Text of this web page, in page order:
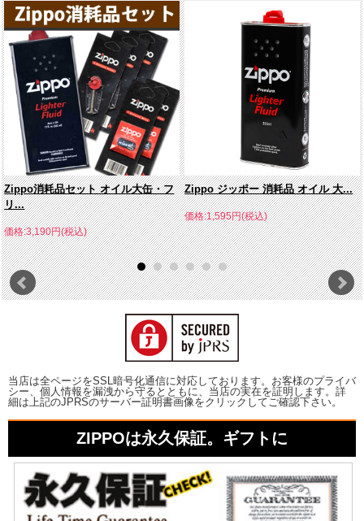
Zippo消耗品セット オイル大缶・フ
リ...
価格:3,190円(税込)
Zippo ジッポー 消耗品 オイル 大...
価格:1,595円(税込)
当店は全ページをSSL暗号化通信に対応しております。お客様のプライバ
シー、個人情報を漏洩から守るとともに、当店の実在を証明します。詳
細は上記のJPRSのサーバー証明書画像をクリックしてご確認下さい。
ZIPPOは永久保証。ギフトに